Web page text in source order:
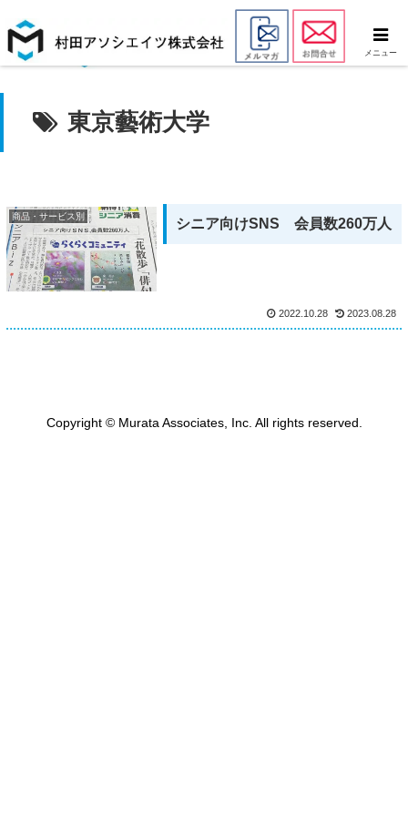
東京藝術大学
商品・サービス別 シニア向けSNS 会員数260万人
2022.10.28 2023.08.28
Copyright © Murata Associates, Inc. All rights reserved.
メニュー